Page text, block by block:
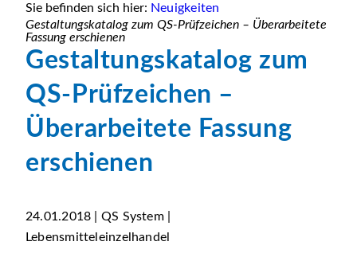
Sie befinden sich hier: Neuigkeiten
Gestaltungskatalog zum QS-Prüfzeichen – Überarbeitete
Fassung erschienen
Gestaltungskatalog zum
QS-Prüfzeichen –
Überarbeitete Fassung
erschienen
24.01.2018 | QS System |
Lebensmitteleinzelhandel